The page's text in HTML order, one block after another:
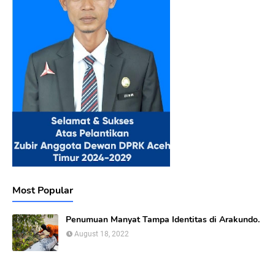
Most Popular
Penumuan Manyat Tampa Identitas di Arakundo.
August 18, 2022